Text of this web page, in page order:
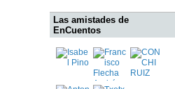
Las amistades de
EnCuentos